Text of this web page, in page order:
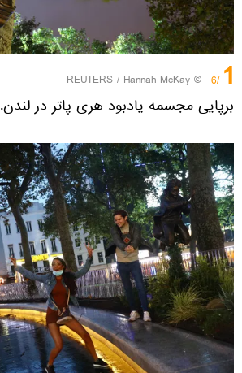
1
/6
©
REUTERS / Hannah McKay
برپایی مجسمه یادبود هری پاتر در لندن.